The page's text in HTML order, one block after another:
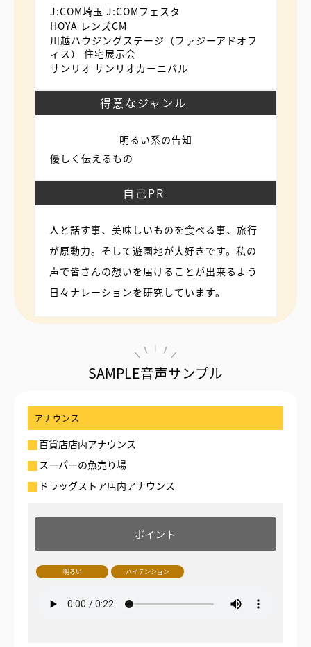
J:COM埼玉 J:COMフェスタ
HOYA レンズCM
川越ハウジングステージ（ファジーアドオフ
ィス） 住宅展示会
サンリオ サンリオカーニバル
得意なジャンル
明るい系の告知
優しく伝えるもの
自己PR
人と話す事、美味しいものを食べる事、旅行
が原動力。そして遊園地が大好きです。私の
声で皆さんの想いを届けることが出来るよう
日々ナレーションを研究しています。
SAMPLE音声サンプル
アナウンス
百貨店店内アナウンス
スーパーの魚売り場
ドラッグストア店内アナウンス
ポイント
明るい ハイテンション